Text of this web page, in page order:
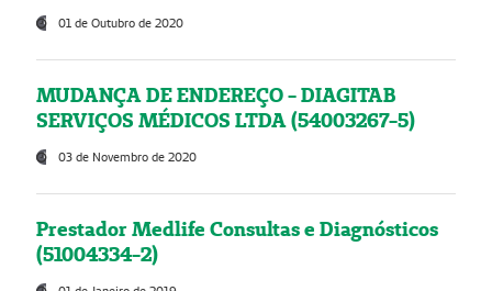
01 de Outubro de 2020
MUDANÇA DE ENDEREÇO - DIAGITAB
SERVIÇOS MÉDICOS LTDA (54003267-5)
03 de Novembro de 2020
Prestador Medlife Consultas e Diagnósticos
(51004334-2)